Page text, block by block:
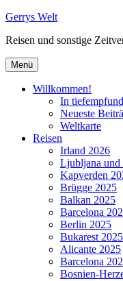
Zum
springen
Gerrys Welt
Reisen und sonstige
Menü
Willkommen!
In
Neueste
Weltkarte
Reisen
Irland 2026
Ljubljana und
Kapverden
Brügge 2025
Balkan 2025
Barcelona
Berlin 2025
Bukarest 2025
Alicante 2025
Barcelona
Bosnien-